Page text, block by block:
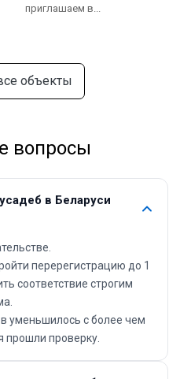
приглашаем в...
объекты
вопросы
в Беларуси
перерегистрацию до 1
соответствие строгим
уменьшилось с более чем
прошли проверку.